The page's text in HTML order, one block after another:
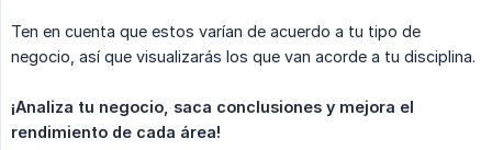
Ten en cuenta que estos varían de acuerdo a tu tipo de
negocio, así que visualizarás los que van acorde a tu disciplina.
¡Analiza tu negocio, saca conclusiones y mejora el
rendimiento de cada área!